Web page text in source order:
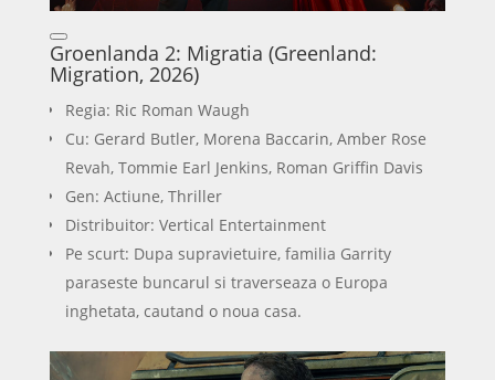
Groenlanda 2: Migratia (Greenland:
Migration, 2026)
Regia: Ric Roman Waugh
Cu: Gerard Butler, Morena Baccarin, Amber Rose
Revah, Tommie Earl Jenkins, Roman Griffin Davis
Gen: Actiune, Thriller
Distribuitor: Vertical Entertainment
Pe scurt: Dupa supravietuire, familia Garrity
paraseste buncarul si traverseaza o Europa
inghetata, cautand o noua casa.